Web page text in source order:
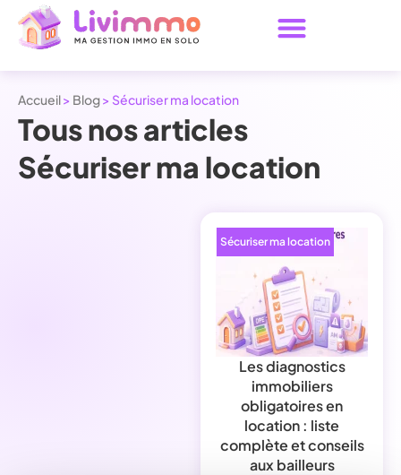
Accueil> Blog> Sécuriser ma location
Tous nos articles
Sécuriser ma location
Sécuriser ma location
Les diagnostics
immobiliers
obligatoires en
location : liste
complète et conseils
aux bailleurs